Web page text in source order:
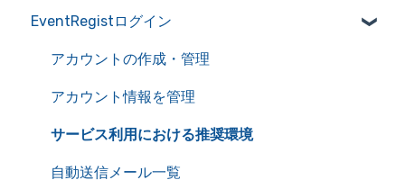
EventRegistログイン
アカウントの作成・管理
アカウント情報を管理
サービス利用における推奨環境
自動送信メール一覧